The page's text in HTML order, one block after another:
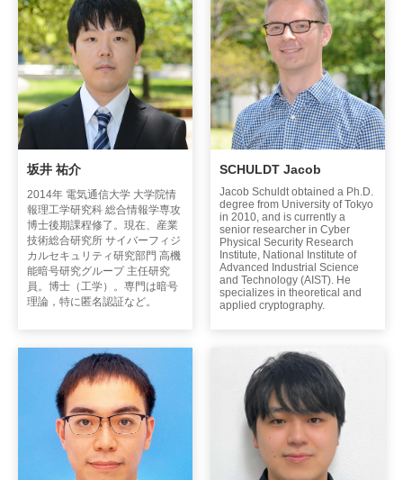
坂井 祐介
2014年 電気通信大学 大学院情
報理工学研究科 総合情報学専攻
博士後期課程修了。現在、産業
技術総合研究所 サイバーフィジ
カルセキュリティ研究部門 高機
能暗号研究グループ 主任研究
員。博士（工学）。専門は暗号
理論，特に匿名認証など。
SCHULDT Jacob
Jacob Schuldt obtained a Ph.D.
degree from University of Tokyo
in 2010, and is currently a
senior researcher in Cyber
Physical Security Research
Institute, National Institute of
Advanced Industrial Science
and Technology (AIST). He
specializes in theoretical and
applied cryptography.